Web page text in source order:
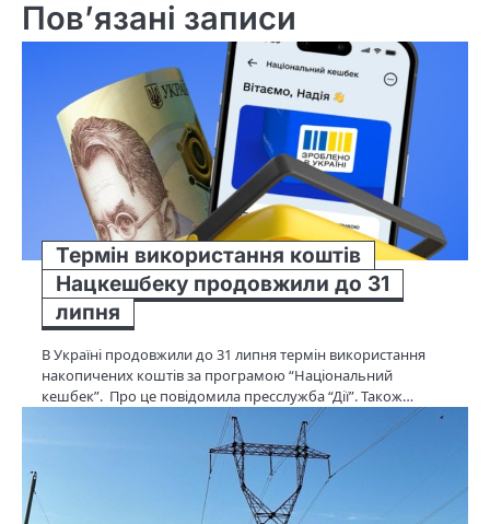
Пов’язані записи
Термін використання коштів
Нацкешбеку продовжили до 31
липня
В Україні продовжили до 31 липня термін використання
накопичених коштів за програмою “Національний
кешбек”. Про це повідомила пресслужба “Дії”. Також…